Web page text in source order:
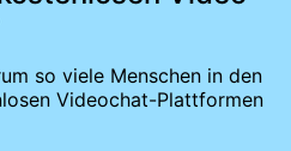
so viele Menschen in den
Videochat-Plattformen